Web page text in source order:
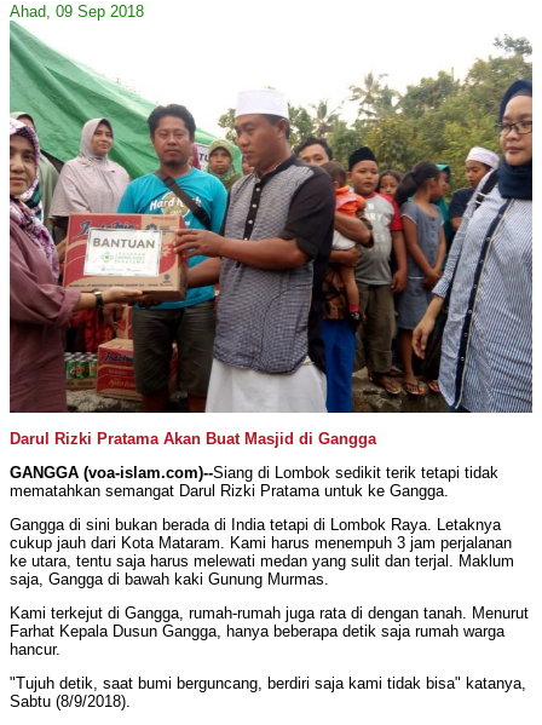
Ahad, 09 Sep 2018
Darul Rizki Pratama Akan Buat Masjid di Gangga
GANGGA (voa-islam.com)--Siang di Lombok sedikit terik tetapi tidak
mematahkan semangat Darul Rizki Pratama untuk ke Gangga.
Gangga di sini bukan berada di India tetapi di Lombok Raya. Letaknya
cukup jauh dari Kota Mataram. Kami harus menempuh 3 jam perjalanan
ke utara, tentu saja harus melewati medan yang sulit dan terjal. Maklum
saja, Gangga di bawah kaki Gunung Murmas.
Kami terkejut di Gangga, rumah-rumah juga rata di dengan tanah. Menurut
Farhat Kepala Dusun Gangga, hanya beberapa detik saja rumah warga
hancur.
"Tujuh detik, saat bumi berguncang, berdiri saja kami tidak bisa" katanya,
Sabtu (8/9/2018).